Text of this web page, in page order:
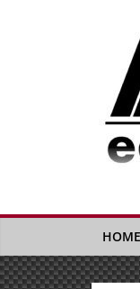
La
Gazetta
Italiana
HOME